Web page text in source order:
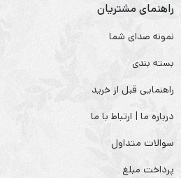
راهنمای مشتریان
نمونه صدای شما
بسته بندی
راهنمایی قبل از خرید
درباره ما | ارتباط با ما
سوالات متداول
پرداخت مبلغ